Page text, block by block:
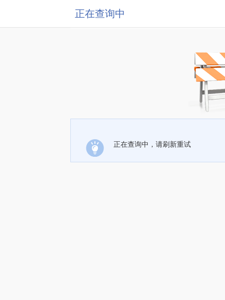
正在查询中
正在查询中，请刷新重试